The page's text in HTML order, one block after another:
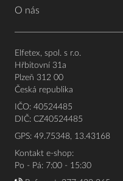
O nás
Elfetex, spol. s r.o.
Hřbitovní 31a
Plzeň 312 00
Česká republika
IČO: 40524485
DIČ: CZ40524485
GPS: 49.75348, 13.43168
Kontakt e-shop:
Po - Pá: 7:00 - 15:30